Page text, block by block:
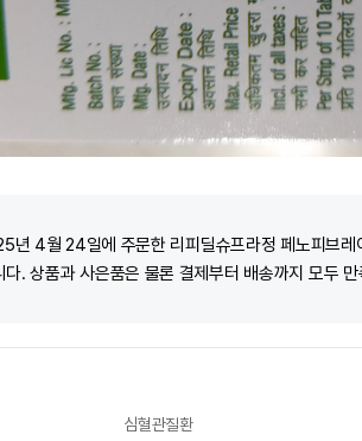
년 4월 24일에 주문한 리피딜슈프라정 페노피브
다. 상품과 사은품은 물론 결제부터 배송까지 모두
심혈관질환